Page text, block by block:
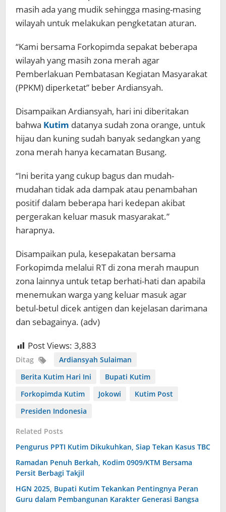
masih ada yang mudik sehingga masing-masing
wilayah untuk melakukan pengketatan aturan.
“Kami bersama Forkopimda sepakat beberapa
wilayah yang masih zona merah agar
Pemberlakuan Pembatasan Kegiatan Masyarakat
(PPKM) diperketat” beber Ardiansyah.
Disampaikan Ardiansyah, hari ini diberitakan
bahwa Kutim datanya sudah zona orange, untuk
hijau dan kuning sudah banyak sedangkan yang
zona merah hanya kecamatan Busang.
“Ini berita yang cukup bagus dan mudah-
mudahan tidak ada dampak atau penambahan
positif dalam beberapa hari kedepan akibat
pergerakan keluar masuk masyarakat.”
harapnya.
Disampaikan pula, kesepakatan bersama
Forkopimda melalui RT di zona merah maupun
zona lainnya untuk tetap berhati-hati dan apabila
menemukan warga yang keluar masuk agar
betul-betul dicek antigen dan kejelasan darimana
dan sebagainya. (adv)
Post Views: 3,883
Ditag
Ardiansyah Sulaiman
Berita Kutim Hari Ini
Bupati Kutim
Forkopimda Kutim
Jokowi
Kutim Post
Presiden Indonesia
Related Posts
Pengurus PPTI Kutim Dikukuhkan, Siap Tekan Kasus TBC
Ramadan Penuh Berkah, Kodim 0909/KTM Bersama
Persit Berbagi Takjil
HGN 2025, Bupati Kutim Tekankan Pentingnya Peran
Guru dalam Pembangunan Karakter Generasi Bangsa